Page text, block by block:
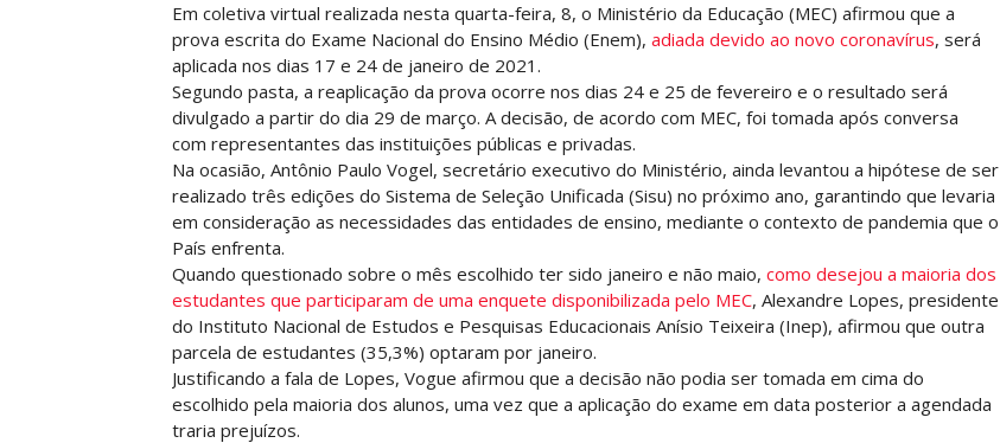
Em coletiva virtual realizada nesta quarta-feira, 8, o Ministério da Educação (MEC) afirmou que a
prova escrita do Exame Nacional do Ensino Médio (Enem), adiada devido ao novo coronavírus, será
aplicada nos dias 17 e 24 de janeiro de 2021.
Segundo pasta, a reaplicação da prova ocorre nos dias 24 e 25 de fevereiro e o resultado será
divulgado a partir do dia 29 de março. A decisão, de acordo com MEC, foi tomada após conversa
com representantes das instituições públicas e privadas.
Na ocasião, Antônio Paulo Vogel, secretário executivo do Ministério, ainda levantou a hipótese de ser
realizado três edições do Sistema de Seleção Unificada (Sisu) no próximo ano, garantindo que levaria
em consideração as necessidades das entidades de ensino, mediante o contexto de pandemia que o
País enfrenta.
Quando questionado sobre o mês escolhido ter sido janeiro e não maio, como desejou a maioria dos
estudantes que participaram de uma enquete disponibilizada pelo MEC, Alexandre Lopes, presidente
do Instituto Nacional de Estudos e Pesquisas Educacionais Anísio Teixeira (Inep), afirmou que outra
parcela de estudantes (35,3%) optaram por janeiro.
Justificando a fala de Lopes, Vogue afirmou que a decisão não podia ser tomada em cima do
escolhido pela maioria dos alunos, uma vez que a aplicação do exame em data posterior a agendada
traria prejuízos.